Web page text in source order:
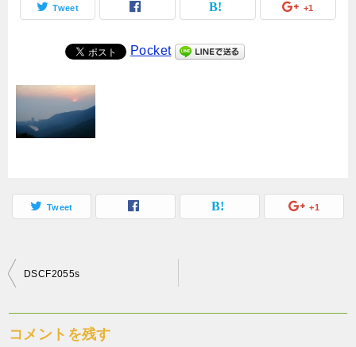
Tweet +1
Pocket
Tweet +1
投
DSCF2055s
コメントを残す